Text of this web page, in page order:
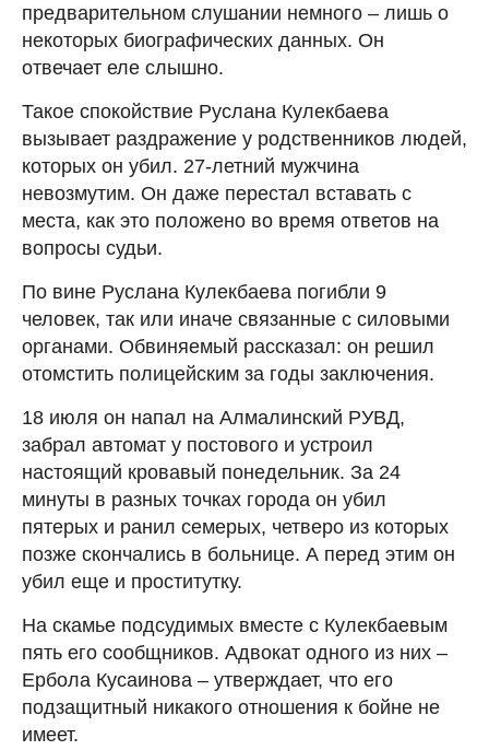
предварительном слушании немного – лишь о
некоторых биографических данных. Он
отвечает еле слышно.
Такое спокойствие Руслана Кулекбаева
вызывает раздражение у родственников людей,
которых он убил. 27-летний мужчина
невозмутим. Он даже перестал вставать с
места, как это положено во время ответов на
вопросы судьи.
По вине Руслана Кулекбаева погибли 9
человек, так или иначе связанные с силовыми
органами. Обвиняемый рассказал: он решил
отомстить полицейским за годы заключения.
18 июля он напал на Алмалинский РУВД,
забрал автомат у постового и устроил
настоящий кровавый понедельник. За 24
минуты в разных точках города он убил
пятерых и ранил семерых, четверо из которых
позже скончались в больнице. А перед этим он
убил еще и проститутку.
На скамье подсудимых вместе с Кулекбаевым
пять его сообщников. Адвокат одного из них –
Ербола Кусаинова – утверждает, что его
подзащитный никакого отношения к бойне не
имеет.